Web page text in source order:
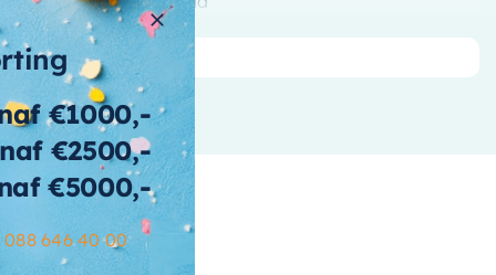
deuren 3 deuren
Beide kanten
Nee
€1000,-
€2500,-
€5000,-
088 646 40 00